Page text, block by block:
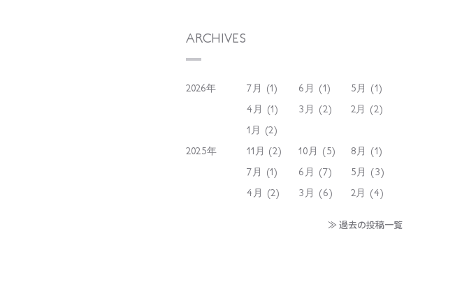
ARCHIVES
2026年 7月 (1) 6月 (1)
5月 (1)
4月 (1)
3月 (2)
2月 (2)
1月 (2)
2025年
11月 (2) 10月 (5)
8月 (1)
7月 (1)
6月 (7)
5月 (3)
4月 (2)
3月 (6) 2月 (4)
≫ 過去の投稿一覧